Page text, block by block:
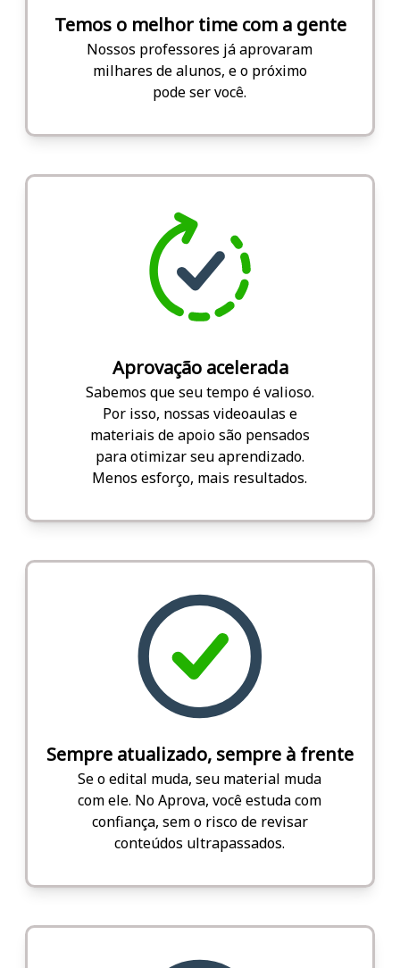
Temos o melhor time com a gente
Nossos professores já aprovaram
milhares de alunos, e o próximo
pode ser você.
Aprovação acelerada
Sabemos que seu tempo é valioso.
Por isso, nossas videoaulas e
materiais de apoio são pensados
para otimizar seu aprendizado.
Menos esforço, mais resultados.
Sempre atualizado, sempre à frente
Se o edital muda, seu material muda
com ele. No Aprova, você estuda com
confiança, sem o risco de revisar
conteúdos ultrapassados.